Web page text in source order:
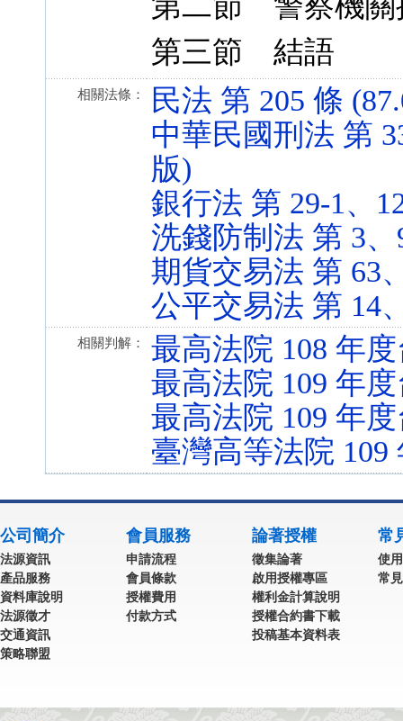
第三節 結語
相關法條：
民法 第 205 條
中華民國刑法 第
版)
銀行法 第 29-1、
洗錢防制法 第 3、
期貨交易法 第 63
公平交易法 第 14
相關判解：
最高法院 108 年
最高法院 109 年
最高法院 109 年
臺灣高等法院 109
公司簡介
法源資訊
產品服務
資料庫說明
法源徵才
交通資訊
策略聯盟
會員服務
申請流程
會員條款
授權費用
付款方式
論著授權
徵集論著
啟用授權專區
權利金計算說明
授權合約書下載
投稿基本資料表
常
使
常